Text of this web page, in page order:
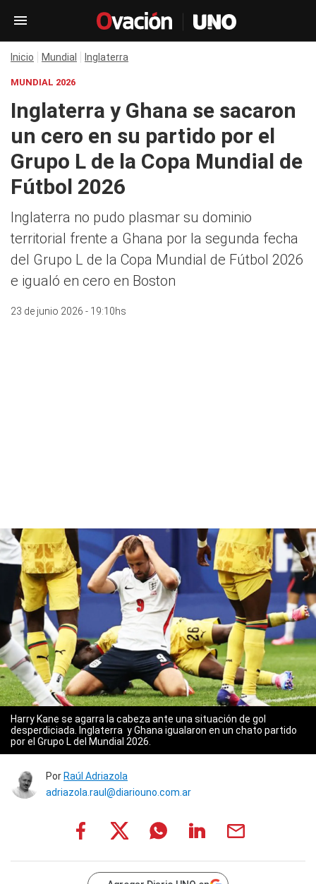
Inicio Mundial Inglaterra
MUNDIAL 2026
Inglaterra y Ghana se sacaron
un cero en su partido por el
Grupo L de la Copa Mundial de
Fútbol 2026
Inglaterra no pudo plasmar su dominio
territorial frente a Ghana por la segunda fecha
del Grupo L de la Copa Mundial de Fútbol 2026
e igualó en cero en Boston
23 de junio 2026 - 19:10hs
Harry Kane se agarra la cabeza ante una situación de gol
desperdiciada. Inglaterra y Ghana igualaron en un chato partido
por el Grupo L del Mundial 2026.
Por Raúl Adriazola
adriazola.raul@diariouno.com.ar